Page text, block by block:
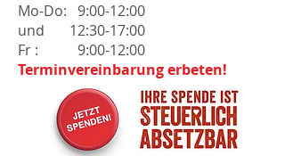
Mo-Do: 9:00-12:00
und 12:30-17:00
Fr : 9:00-12:00
Terminvereinbarung erbeten!